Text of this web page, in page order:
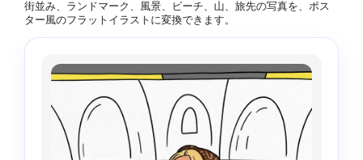
街並み、ランドマーク、風景、ビーチ、山、旅先の写真を、ポス
ター風のフラットイラストに変換できます。